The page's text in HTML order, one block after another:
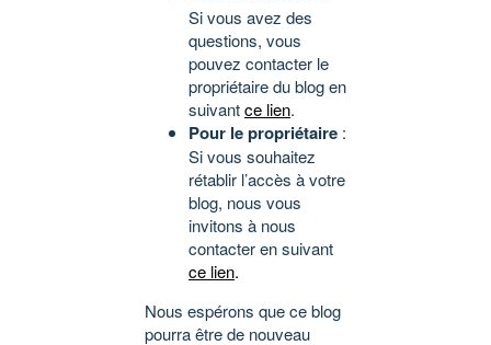
Si vous avez des
questions, vous
pouvez contacter le
propriétaire du blog en
suivantce lien.
Pour le propriétaire :
Si vous souhaitez
rétablir l’accès à votre
blog, nous vous
invitons à nous
contacter en suivant
ce lien.
Nous espérons que ce blog
pourra être de nouveau